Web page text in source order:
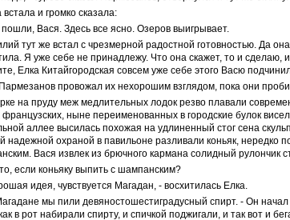
встала и громко сказала:
пошли, Вася. Здесь все ясно. Озеров выигрывает.
тут же встал с чрезмерной радостной готовностью. Да
Я уже себе не принадлежу. Что она скажет, то и сделаю, и
Елка Китайгородская совсем уже себе этого Васю
провожал их нехорошим взглядом, пока они
на пруду меж медлительных лодок резво плавали
ныне переименованных в городские булок
аллее высилась похожая на удлиненный стог сена
надежной охраной в павильоне разливали коньяк,
Вася извлек из брючного кармана солидный рулончик
если коньяку выпить с шампанским?
идея, чувствуется Магадан, - восхитилась Елка.
мы пили девяностошестиградусный спирт. - Он
в рот набирали спирту, и спичкой поджигали, и так вот и